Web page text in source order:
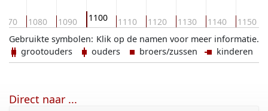
1080 1090 1100 1110 1120 1130 1140 1150
Klik op de namen voor meer informatie.
Gebruikte symbolen:
grootouders
ouders broers/zussen kinderen
Direct naar ...